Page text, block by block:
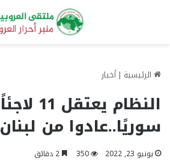
الرئيسية | أخبار
النظام يعتقل 11 لاجئاً
سوريًا..عادوا من لبنان
يونيو 23, 2022 350